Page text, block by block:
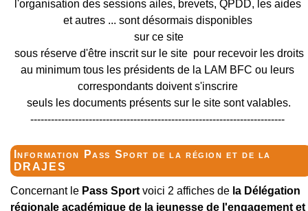
l'organisation des sessions ailes, brevets, QPDD, les aides
et autres ... sont désormais disponibles
sur ce site
sous réserve d'être inscrit sur le site pour recevoir les droits
au minimum tous les présidents de la LAM BFC ou leurs
correspondants doivent s'inscrire
seuls les documents présents sur le site sont valables.
--------------------------------------------------------------------------
Information Pass Sport de la région et de la
DRAJES
Concernant lePass Sportvoici 2 affiches dela Délégation
régionale académique de la jeunesse de l'engagement et